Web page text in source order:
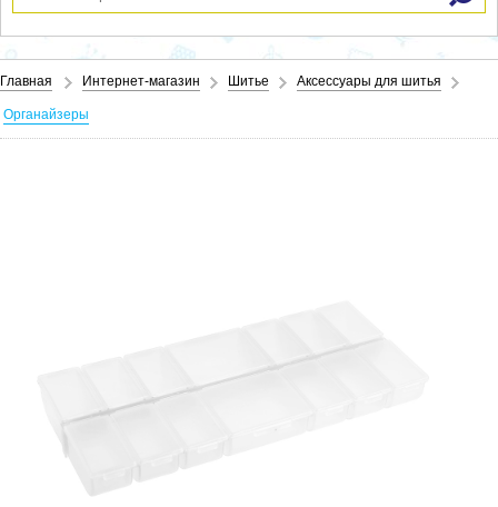
Главная Интернет-магазин Шитье Аксессуары для шитья
Органайзеры